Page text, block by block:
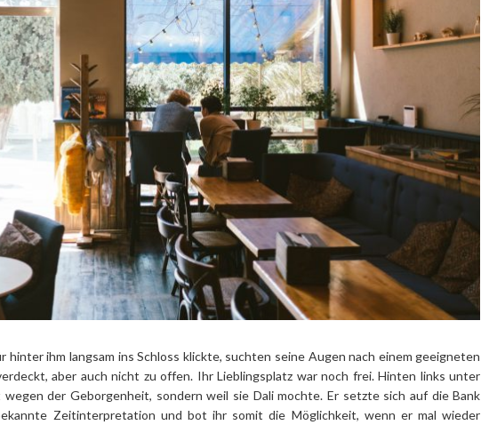
hinter ihm langsam ins Schloss klickte, suchten seine Augen nach einem geeigneten
aber auch nicht zu offen. Ihr Lieblingsplatz war noch frei. Hinten links unter
wegen der Geborgenheit, sondern weil sie Dali mochte. Er setzte sich auf die Bank
Zeitinterpretation und bot ihr somit die Möglichkeit, wenn er mal wieder